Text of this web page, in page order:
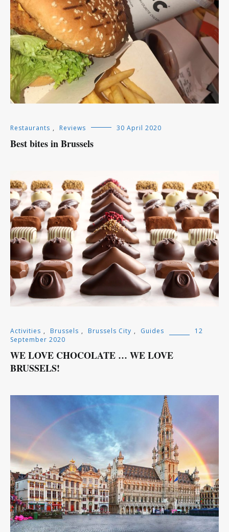
Restaurants , Reviews 30 April 2020
Best bites in Brussels
Activities , Brussels , Brussels City , Guides
12
September 2020
WE LOVE CHOCOLATE … WE LOVE
BRUSSELS!